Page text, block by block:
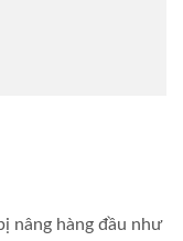
nâng hàng đầu như